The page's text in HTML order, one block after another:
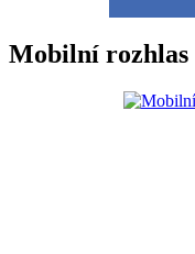
Mobilní rozhlas